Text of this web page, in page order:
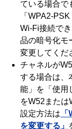
ている場合で
「WPA2-
Wi-Fi接続で
品の暗号化モ
変更してくだ
チャネルが
する場合は、
能」を「使用
をW52または
設定方法は
を変更する」